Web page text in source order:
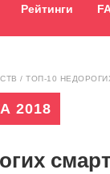
Рейтинги
/ ТОП-10
2018